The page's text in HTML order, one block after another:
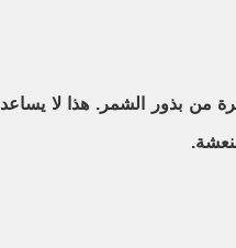
من بذور الشمر. هذا لا يساعد
.